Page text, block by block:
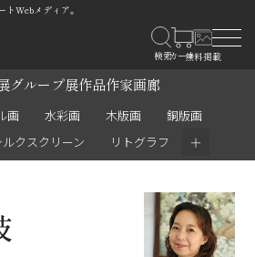
Webメディア。
グループ展作品作家画廊
画 水彩画 木版画
銅版画
ルクスクリーン リトグラフ ＋